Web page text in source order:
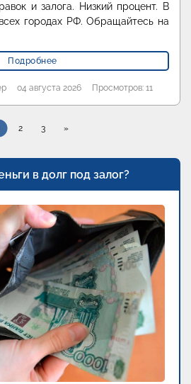
и залога. Низкий процент. В
городах РФ. Обращайтесь на
Подробнее
04 августа 2026 Просмотров: 11
2 3 »
в долг под залог?